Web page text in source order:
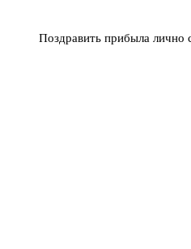
Поздравить прибыла лично